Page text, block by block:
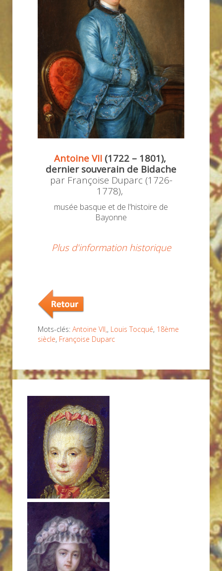
Antoine VII(1722 – 1801),
dernier souverain de Bidache
par Françoise Duparc (1726-
1778),
musée basque et de l'histoire de
Bayonne
Plus d'information historique
Mots-clés: Antoine VII,, Louis Tocqué, 18ème
siècle, Françoise Duparc